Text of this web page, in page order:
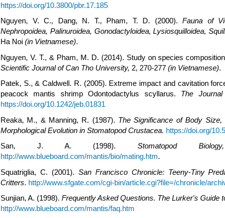
https://doi.org/10.3800/pbr.17.185
Nguyen, V. C., Dang, N. T., Pham, T. D. (2000).Fauna of
Nephropoidea, Palinuroidea, Gonodactyloidea, Lysiosquilloidea,
Ha Noi (in Vietnamese).
Nguyen, V. T., & Pham, M. D. (2014). Study on species
Scientific Journal of Can Tho University, 2, 270-277 (in Vietnamese).
Patek, S., & Caldwell. R. (2005). Extreme impact and cavitation
peacock mantis shrimp Odontodactylus scyllarus. The
https://doi.org/10.1242/jeb.01831
Reaka, M., & Manning, R. (1987). The Significance of Body
Morphological Evolution in Stomatopod Crustacea. https://doi.org/
San, J. A. (1998). Stomatopod
http://www.blueboard.com/mantis/bio/mating.htm.
Squatriglia, C. (2001). San Francisco Chronicle: Teeny-Tiny
Critters. http://www.sfgate.com/cgi-bin/article.cgi?file=/chronicle/
Sunjian, A. (1998). Frequently Asked Questions. The Lurker's Guide
http://www.blueboard.com/mantis/faq.htm